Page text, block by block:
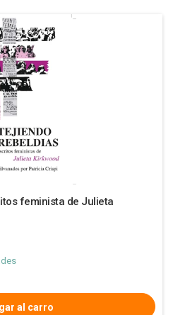
feminista de Julieta